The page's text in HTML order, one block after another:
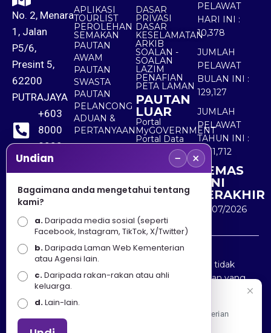
No. 2, Menara
1, Jalan
P5/6,
Presint 5,
62200
PUTRAJAYA
+603
8000
8000
+603
8891
7100
APLIKASI
TOURLIST
PEROLEHAN
SEMAKAN
PAUTAN
AWAM
PAUTAN
SWASTA
PAUTAN
PELANCONG
ADUAN &
PERTANYAAN
DASAR
PRIVASI
DASAR
KESELAMATAN
ARKIB
SOALAN -
SOALAN
LAZIM
PENAFIAN
PETA LAMAN
PAUTAN
LUAR
Portal
MyGOVERNMENT
Portal Data
Terbuka
Sektor Awam
PELAWAT
HARI INI :
10,378
JUMLAH
PELAWAT
BULAN INI :
129,127
JUMLAH
PELAWAT
TAHUN INI :
5,531,712
KEMAS
KINI
TERAKHIR
30/07/2026
Penafian : Kerajaan Malaysia dan Kementerian
Pelancongan Seni dan Budaya (MOTAC) adalah tidak
bertanggungjawab atas kehilangan atau kerugian yang
disebabkan oleh penggunaan mana-mana maklumat
yang diperolehi dari portal ini.
Undian − ×
Bagaimana anda mengetahui tentang
kami?
a.Daripada media sosial (seperti
Facebook, Instagram, TikTok, X/Twitter)
b.Daripada Laman Web Kementerian
atau Agensi lain.
c.Daripada rakan-rakan atau ahli
keluarga.
d.Lain-lain.
Apa Khabar! Selamat datang ke Portal Rasmi Kementerian
Pelancongan, Seni dan Budaya